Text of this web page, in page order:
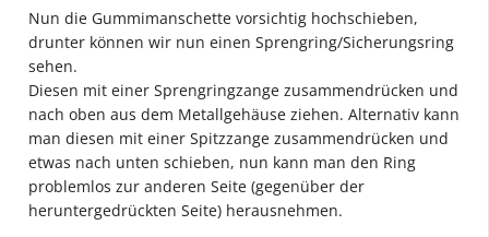
Nun die Gummimanschette vorsichtig hochschieben,
drunter können wir nun einen Sprengring/Sicherungsring
sehen.
Diesen mit einer Sprengringzange zusammendrücken und
nach oben aus dem Metallgehäuse ziehen. Alternativ kann
man diesen mit einer Spitzzange zusammendrücken und
etwas nach unten schieben, nun kann man den Ring
problemlos zur anderen Seite (gegenüber der
heruntergedrückten Seite) herausnehmen.